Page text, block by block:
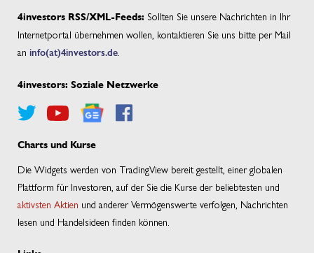
4investors RSS/XML-Feeds: Sollten Sie unsere Nachrichten in Ihr
Internetportal übernehmen wollen, kontaktieren Sie uns bitte per Mail
an info(at)4investors.de.
4investors: Soziale Netzwerke
Charts und Kurse
Die Widgets werden von TradingView bereit gestellt, einer globalen
Plattform für Investoren, auf der Sie die Kurse der beliebtesten und
aktivsten Aktien und anderer Vermögenswerte verfolgen, Nachrichten
lesen und Handelsideen finden können.